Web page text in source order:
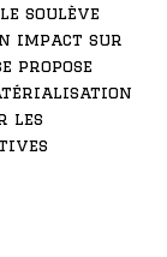
soulève
impact sur
propose
les